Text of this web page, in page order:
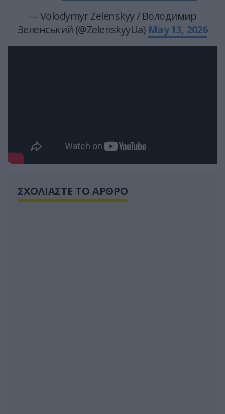
— Volodymyr Zelenskyy / Володимир
Зеленський (@ZelenskyyUa) May 13, 2026
ΣΧΟΛΙΑΣΤΕ ΤΟ ΑΡΘΡΟ